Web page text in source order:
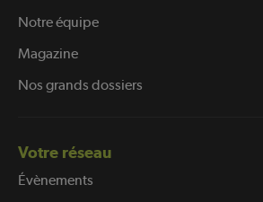
Notre équipe
Magazine
Nos grands dossiers
Votre réseau
Évènements